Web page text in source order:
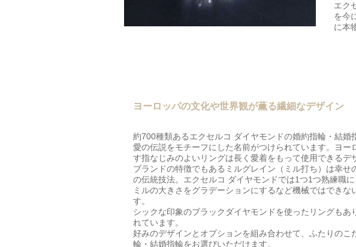
エク
を今
に本
ヨーロッパの文化や世界観が薫る繊細なデザイン
約700種類あるエクセルコ ダイヤモンドの婚約指輪・結婚
愛の伝説をモチーフにした名前がつけられています。ヨー
す指なじみのよいリングは長く愛着をもって使用できるデ
ブランドの特徴でもあるミルグレイン（ミル打ち）は幸せ
の伝統技法。エクセルコ ダイヤモンドでは1つ1つ熟練職に
ミルの大きさをグラデーションにするなど機械ではできな
す。
シックな印象のブラックダイヤモンドを使ったリングもあ
れています。
好みのデザインとオプションを組み合わせて、ふたりのこ
輪・結婚指輪をお選びいただけます。